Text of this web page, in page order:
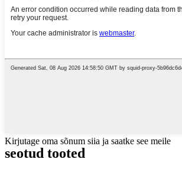
Kirjutage oma sõnum siia ja saatke see meile
seotud tooted